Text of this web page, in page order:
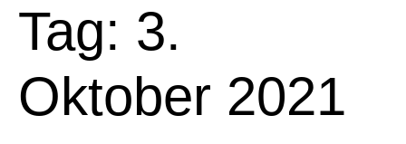
Tag: 3.
Oktober 2021